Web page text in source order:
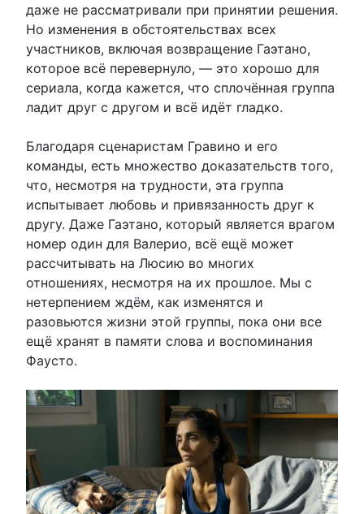
даже не рассматривали при принятии решения.
Но изменения в обстоятельствах всех
участников, включая возвращение Гаэтано,
которое всё перевернуло, — это хорошо для
сериала, когда кажется, что сплочённая группа
ладит друг с другом и всё идёт гладко.
Благодаря сценаристам Гравино и его
команды, есть множество доказательств того,
что, несмотря на трудности, эта группа
испытывает любовь и привязанность друг к
другу. Даже Гаэтано, который является врагом
номер один для Валерио, всё ещё может
рассчитывать на Люсию во многих
отношениях, несмотря на их прошлое. Мы с
нетерпением ждём, как изменятся и
разовьются жизни этой группы, пока они все
ещё хранят в памяти слова и воспоминания
Фаусто.